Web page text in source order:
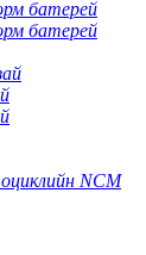
батерей
батерей
NCM